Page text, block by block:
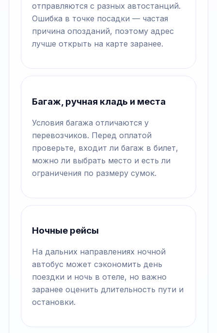
отправляются с разных автостанций.
Ошибка в точке посадки — частая
причина опозданий, поэтому адрес
лучше открыть на карте заранее.
Багаж, ручная кладь и места
Условия багажа отличаются у
перевозчиков. Перед оплатой
проверьте, входит ли багаж в билет,
можно ли выбрать место и есть ли
ограничения по размеру сумок.
Ночные рейсы
На дальних направлениях ночной
автобус может сэкономить день
поездки и ночь в отеле, но важно
заранее оценить длительность пути и
остановки.